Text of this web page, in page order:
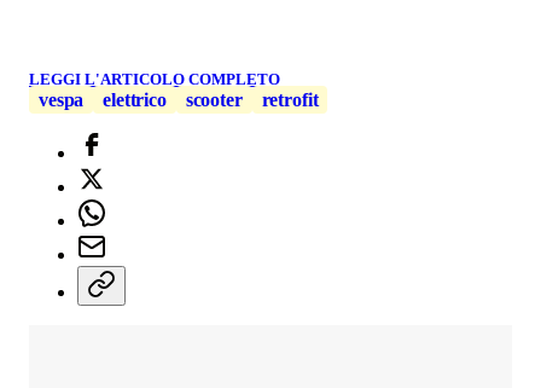
LEGGI L'ARTICOLO COMPLETO
vespa elettrico scooter retrofit